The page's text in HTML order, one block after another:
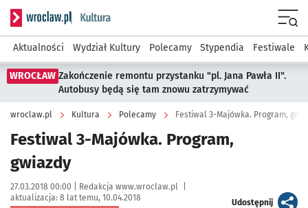
Serwis informacyjny wroclaw.pl podserwis: Kultura
Aktualności Wydział Kultury Polecamy Stypendia Festiwale
WROCŁAW Zakończenie remontu przystanku "pl. Jana Pawła II".
Autobusy będą się tam znowu zatrzymywać
wroclaw.pl Kultura Polecamy Festiwal 3-Majówka. Program,
Festiwal 3-Majówka. Program,
gwiazdy
Data publikacji:
27.03.2018 00:00 | Autor:
Redakcja www.wroclaw.pl
aktualizacja: 8 lat temu, 10.04.2018
Udostępnijartykuł